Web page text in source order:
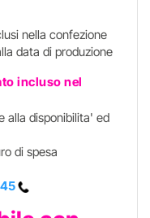
nella confezione
data di produzione
incluso nel
alla disponibilita' ed
di spesa